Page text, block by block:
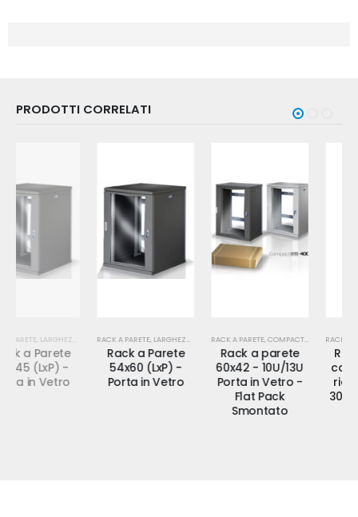
PRODOTTI CORRELATI
A PARETE
RACK A PARETE, LARGHEZZA 540
Rack a Parete
54x60 (LxP) -
Porta in Vetro
RACK A PARETE,COMPACTNET P.420
Rack a parete
60x42 - 10U/13U
Porta in Vetro -
RACK 10"-PROFONDITÀ RIDOTTA-SLIM WALL-TECNOLIM
Rack a parete
con profondità
ridotta 15cm o
30cm - SlimWall